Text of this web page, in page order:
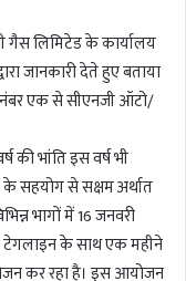
गैस लिमिटेड के कार्यालय
जानकारी देते हुए बताया
नंबर एक से सीएनजी ऑटो/
की भांति इस वर्ष भी
सहयोग से सक्षम अर्थात
भागों में 16 जनवरी
टेगलाइन के साथ एक महीने
कर रहा है। इस आयोजन